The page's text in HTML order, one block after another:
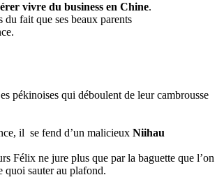
vivre du business en Chine.
fait que ses beaux parents
pékinoises qui déboulent de leur cambrousse
il se fend d’un malicieux Niihau
Félix ne jure plus que par la baguette que l’on
quoi sauter au plafond.